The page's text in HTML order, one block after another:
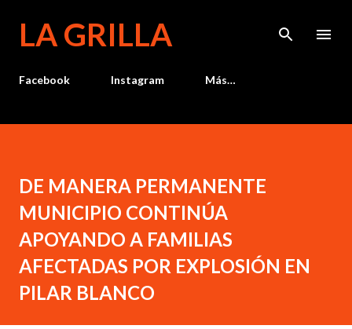
LA GRILLA
Facebook Instagram Más…
DE MANERA PERMANENTE
MUNICIPIO CONTINÚA
APOYANDO A FAMILIAS
AFECTADAS POR EXPLOSIÓN EN
PILAR BLANCO